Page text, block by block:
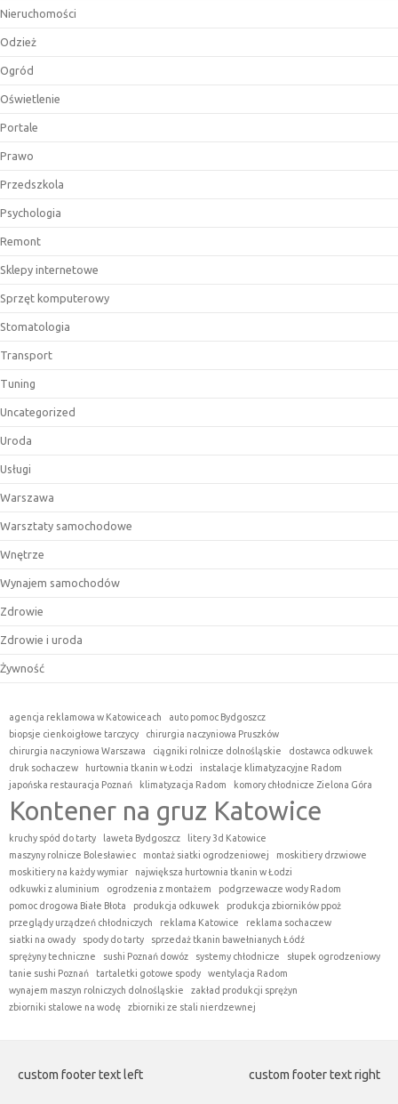
Nieruchomości
Odzież
Ogród
Oświetlenie
Portale
Prawo
Przedszkola
Psychologia
Remont
Sklepy internetowe
Sprzęt komputerowy
Stomatologia
Transport
Tuning
Uncategorized
Uroda
Usługi
Warszawa
Warsztaty samochodowe
Wnętrze
Wynajem samochodów
Zdrowie
Zdrowie i uroda
Żywność
agencja reklamowa w Katowiceach
auto pomoc Bydgoszcz
biopsje cienkoigłowe tarczycy
chirurgia naczyniowa Pruszków
chirurgia naczyniowa Warszawa
ciągniki rolnicze dolnośląskie
dostawca odkuwek
druk sochaczew
hurtownia tkanin w Łodzi
instalacje klimatyzacyjne Radom
japońska restauracja Poznań
klimatyzacja Radom komory chłodnicze Zielona Góra
Kontener na gruz Katowice
kruchy spód do tarty laweta Bydgoszcz
litery 3d Katowice
maszyny rolnicze Bolesławiec
montaż siatki ogrodzeniowej
moskitiery drzwiowe
moskitiery na każdy wymiar
największa hurtownia tkanin w Łodzi
odkuwki z aluminium
ogrodzenia z montażem
podgrzewacze wody Radom
pomoc drogowa Białe Błota
produkcja odkuwek
produkcja zbiorników ppoż
przeglądy urządzeń chłodniczych
reklama Katowice
reklama sochaczew
siatki na owady
spody do tarty
sprzedaż tkanin bawełnianych Łódź
sprężyny techniczne
sushi Poznań dowóz systemy chłodnicze
słupek ogrodzeniowy
tanie sushi Poznań
tartaletki gotowe spody
wentylacja Radom
wynajem maszyn rolniczych dolnośląskie
zakład produkcji sprężyn
zbiorniki stalowe na wodę
zbiorniki ze stali nierdzewnej
custom footer text left custom footer text right